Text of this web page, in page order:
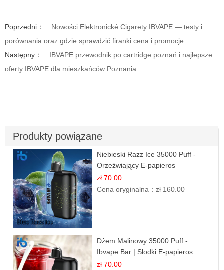
Poprzedni：
Nowości Elektronické Cigarety IBVAPE — testy i
porównania oraz gdzie sprawdzić firanki cena i promocje
Następny：
IBVAPE przewodnik po cartridge poznań i najlepsze
oferty IBVAPE dla mieszkańców Poznania
Produkty powiązane
Niebieski Razz Ice 35000 Puff -
Orzeźwiający E-papieros
Jednorazowy | IBVAPE
zł 70.00
Cena oryginalna：zł 160.00
Dżem Malinowy 35000 Puff -
Ibvape Bar | Słodki E-papieros
Jednorazowy
zł 70.00